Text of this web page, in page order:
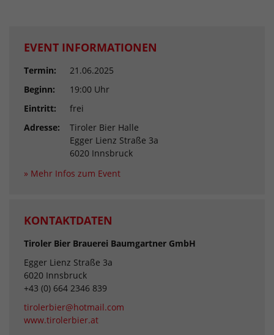
EVENT INFORMATIONEN
Termin:
21.06.2025
Beginn:
19:00 Uhr
Eintritt:
frei
Adresse:
Tiroler Bier Halle
Egger Lienz Straße 3a
6020 Innsbruck
» Mehr Infos zum Event
KONTAKTDATEN
Tiroler Bier Brauerei Baumgartner GmbH
Egger Lienz Straße 3a
6020 Innsbruck
+43 (0) 664 2346 839
tirolerbier@hotmail.com
www.tirolerbier.at